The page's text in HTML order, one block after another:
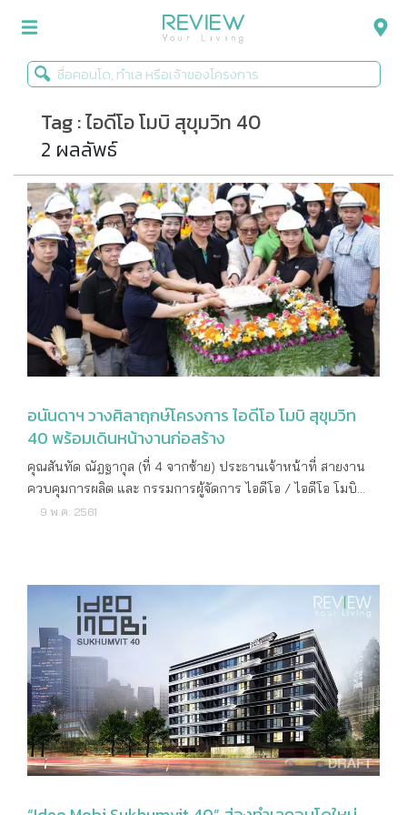
รีวิวคอนโด
รีวิวบ้าน
รีวิวทาวน์โฮม
Life+Style
Infographic
ข่าวโปรโมชั่น
Tag : ไอดีโอ โมบิ สุขุมวิท 40
2 ผลลัพธ์
อนันดาฯ วางศิลาฤกษ์โครงการ ไอดีโอ โมบิ สุขุมวิท
40 พร้อมเดินหน้างานก่อสร้าง
คุณสันทัด ณัฎฐากุล (ที่ 4 จากซ้าย) ประธานเจ้าหน้าที่ สายงาน
ควบคุมการผลิต และ กรรมการผู้จัดการ ไอดีโอ / ไอดีโอ โมบิ
เป็นประธานในพิธีวางศิลาฤกษ์งานก่อสร้างโครงการ ไอดีโอ โมบิ
(มหาชน) ร่วมกับ คุณธงชัย เตชะเสาวภาคย์ (ที่ 3 จากขวา) ผู้
อำนวยการโครงการ บริษัท เฮลิกซ์ จำกัด พร้อมคณะผู้บริหาร
และพนักงาน ร่วมพิธีเพื่อความเป็นสิริมงคลต่อโครงการและผู้อยู่
อาศัย โดยโครงการ ไอดีโอ โมบิ สุขุมวิท 40 เป็นโครงการ
คอนโดมิเนียมแบบ Low Rise สูง 8 ชั้น จำนวน 2 อาคาร ตั้งอยู่บน
ทำเลศักยภาพใจกลางเมือง บน ซอย สุขุมวิท 40 เดินทางสะดวก
สบาย ทั้งสามารถเชื่อมต่อถนนสุขุมวิทและถนนพระราม4 ได้อย่าง
ง่ายดาย เพียง 600 เมตรจากรถไฟฟ้า BTS สถานีเอกมัย และทาง
พิเศษเฉลิมมหานคร พร้อมเต็มอิ่มกับอิสระแห่งการพักผ่อนบน
9 พ.ค. 2561